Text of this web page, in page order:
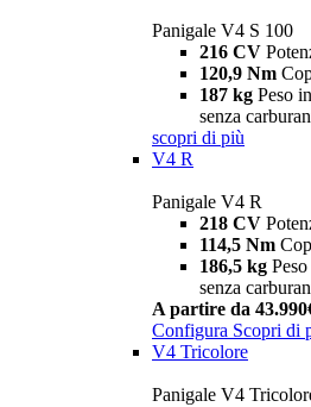
Panigale V4 S 100
216 CV
120,9 Nm
187 kg Peso
senza
scopri di più
V4 R
Panigale V4 R
218 CV
114,5 Nm
186,5 kg
senza
A partire da
Configura Scopri di
V4 Tricolore
Panigale V4